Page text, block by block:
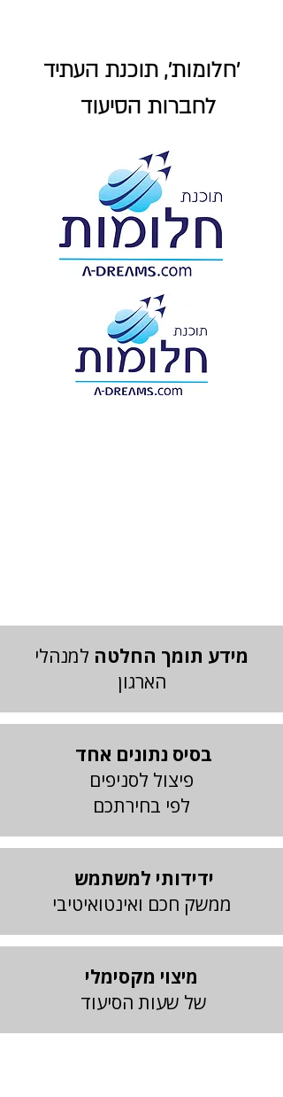
'חלומות', תוכנת העתיד
לחברות הסיעוד
מידע תומך החלטה למנהלי
הארגון
בסיס נתונים אחד
פיצול לסניפים
לפי בחירתכם
ידידותי למשתמש
ממשק חכם ואינטואיטיבי
מיצוי מקסימלי
של שעות הסיעוד